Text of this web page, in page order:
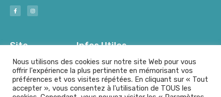
Site Infos Utiles
Nous utilisons des cookies sur notre site Web pour vous
offrir l'expérience la plus pertinente en mémorisant vos
préférences et vos visites répétées. En cliquant sur « Tout
accepter », vous consentez à l'utilisation de TOUS les